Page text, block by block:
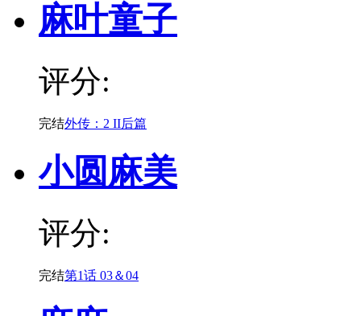
麻叶童子
评分:
完结外传：2 II后篇
小圆麻美
评分:
完结第1话 03＆04